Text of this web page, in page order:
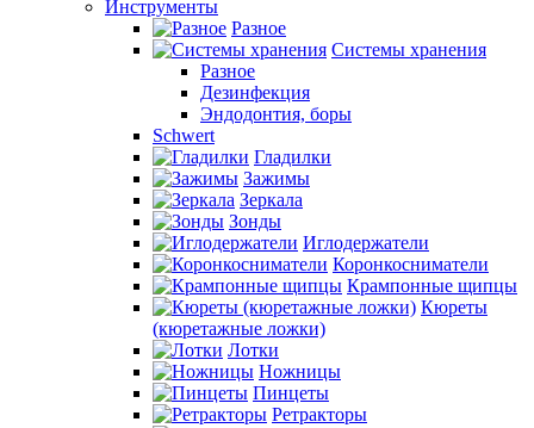
Инструменты
Разное
Системы хранения
Разное
Дезинфекция
Эндодонтия, боры
Schwert
Гладилки
Зажимы
Зеркала
Зонды
Иглодержатели
Коронкосниматели
Крампонные щипцы
Кюреты
(кюретажные ложки)
Лотки
Ножницы
Пинцеты
Ретракторы